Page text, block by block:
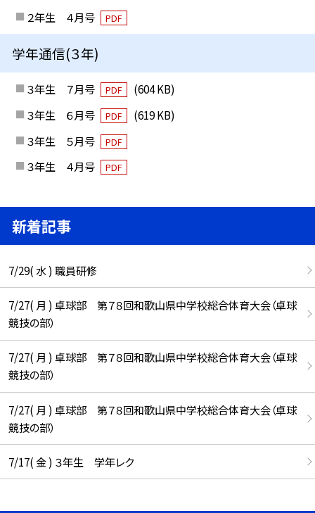
２年生 ４月号 PDF
学年通信(３年)
３年生 ７月号 PDF
(604 KB)
３年生 ６月号
PDF
(619 KB)
３年生 ５月号
PDF
３年生 ４月号 PDF
新着記事
7/29( 水 ) 職員研修
7/27( 月 ) 卓球部 第７８回和歌山県中学校総合体育大会（卓球
競技の部）
7/27( 月 ) 卓球部 第７８回和歌山県中学校総合体育大会（卓球
競技の部）
7/27( 月 ) 卓球部 第７８回和歌山県中学校総合体育大会（卓球
競技の部）
7/17( 金 ) ３年生 学年レク